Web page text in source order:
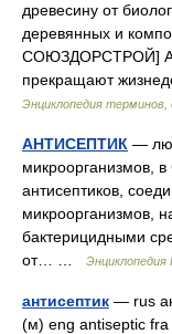
древесину от
деревянных и
СОЮЗДОРСТРОЙ]
прекращают
Энциклопедия
АНТИСЕПТИК —
микроорганизмов, в
антисептиков,
микроорганизмов,
бактерицидными
от… …
Энциклопедия
антисептик — rus
(м) eng antiseptic fra